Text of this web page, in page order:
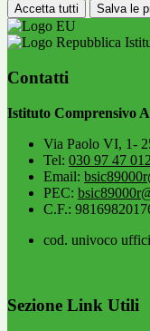
Accetta tutti Salva le
Contatti
Istituto Comprensivo
Via Paolo VI, 1-
Tel: 030 97 47 012
Email:
PEC:
C.F.:
cod. univoco
Sezione Link Utili